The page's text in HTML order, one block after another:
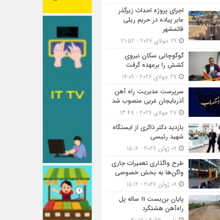
اجرای پروژه احداث زیرگذر
عابر پیاده در حریم ریلی
قائمشهر
گوگوچانی سکان نیروی
کشش را برعهده گرفت
سرپرست مدیریت راه آهن
آذربایجان غربی منصوب شد
بازدید دکتر ذاکری از ایستگاه
شهید رئیسی
طرح واگذاری تعمیرات جاری
واگن‌ها به بخش خصوصی
پایان بن‌بست 11 ساله پل
راه‌آهن هشتگرد